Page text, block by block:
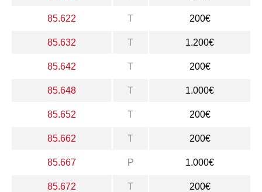
85.622 T 200€
85.632 T 1.200€
85.642 T 200€
85.648 T 1.000€
85.652 T 200€
85.662 T 200€
85.667 P 1.000€
85.672 T 200€